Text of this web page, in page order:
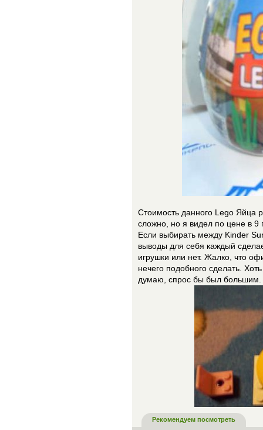
Стоимость данного Lego Яйца
сложно, но я видел по цене в 9
Если выбирать между Kinder
выводы для себя каждый
игрушки или нет. Жалко, что
нечего подобного сделать.
думаю, спрос бы был большим.
Рекомендуем посмотреть